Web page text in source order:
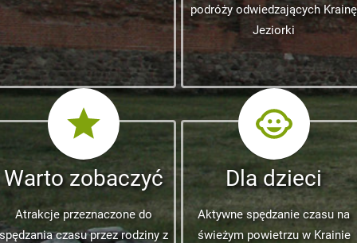
podróży odwiedzających Krainę
Jeziorki
Warto zobaczyć
Atrakcje przeznaczone do
czasu przez rodziny z
Dla dzieci
Aktywne spędzanie czasu na
świeżym powietrzu w Krainie